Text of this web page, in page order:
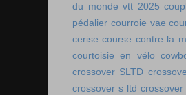
du monde vtt 2025
pédalier courroie vae
cerise course contre la
courtoisie en vélo
crossover SLTD
crossover s ltd crossover